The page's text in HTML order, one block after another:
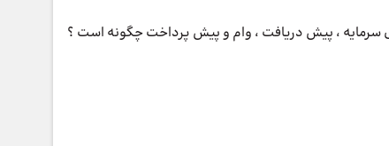
سرمایه ، پیش دریافت ، وام و پیش پرداخت چگونه است ؟